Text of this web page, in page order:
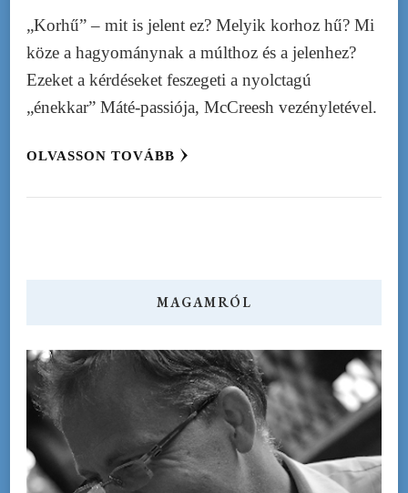
„Korhű” – mit is jelent ez? Melyik korhoz hű? Mi
köze a hagyománynak a múlthoz és a jelenhez?
Ezeket a kérdéseket feszegeti a nyolctagú
„énekkar” Máté-passiója, McCreesh vezényletével.
OLVASSON TOVÁBB
MAGAMRÓL